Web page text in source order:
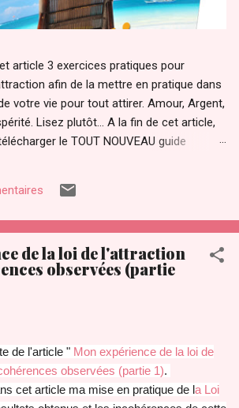
article 3 exercices pratiques pour
afin de la mettre en pratique dans
votre vie pour tout attirer. Amour, Argent,
Lisez plutôt... A la fin de cet article,
le TOUT NOUVEAU guide
Instantanément TOUT ce que Vous
Qu’est ce que "le secret" de la loi de
ce regain d’intérêt pour cette loi ? La loi
en plus d’adeptes. Notamment avec la
". Le secret a été transmis par les
Le secret a été convoité depuis la
personnes éclairées pour maîtriser les
de l’univers. On l’a ardemment
de la loi de l'attraction
observées (partie
de l'article " Mon expérience de la loi de
observées (partie 1).
cet article ma mise en pratique de la Loi